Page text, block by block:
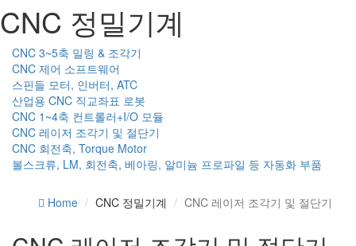
CNC 정밀기계
CNC 3~5축 밀링 & 조각기
CNC 제어 소프트웨어
스핀들 모터, 인버터, ATC
산업용 CNC 직교좌표 로봇
CNC 1~4축 컨트롤러+I/O 모듈
CNC 레이저 조각기 및 절단기
CNC 회전축, Torque Motor
볼스크류, LM, 회전축, 베아링, 알미늄 프로파일 등 자동화 부품
Home CNC 정밀기계 CNC 레이저 조각기 및 절단기